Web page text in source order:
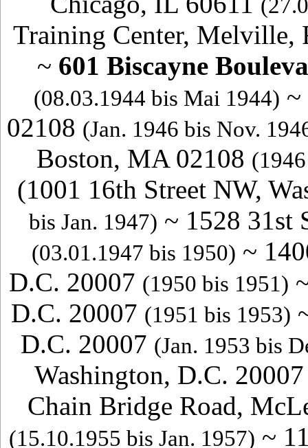
Training Center, Melville,
~ 601 Biscayne
(08.03.1944 bis Mai 1944) ~
02108 (Jan. 1946 bis Nov.
Boston, MA 02108
(1001 16th Street NW,
bis Jan. 1947) ~ 1528 31st
(03.01.1947 bis 1950) ~
D.C. 20007 (1950 bis 1951)
D.C. 20007 (1951 bis 1953)
D.C. 20007 (Jan. 1953 bis
Washington, D.C. 20007
Chain Bridge Road,
(15.10.1955 bis Jan. 1957) ~